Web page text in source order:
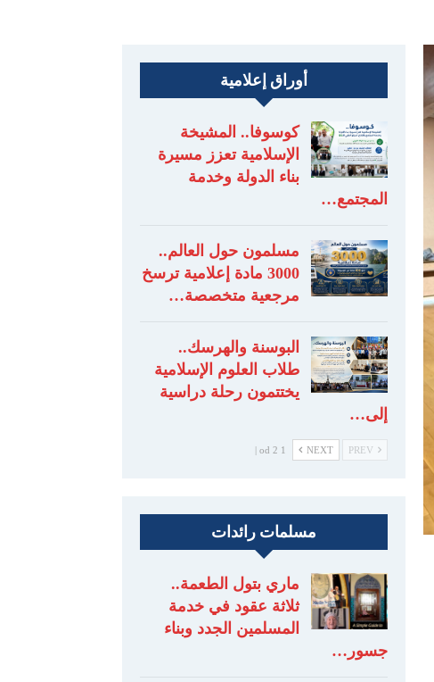
أوراق إعلامية
كوسوفا.. المشيخة
الإسلامية تعزز مسيرة
بناء الدولة وخدمة
المجتمع…
مسلمون حول العالم..
3000 مادة إعلامية ترسخ
مرجعية متخصصة…
البوسنة والهرسك..
طلاب العلوم الإسلامية
يختتمون رحلة دراسية
إلى…
NEXT
1 od 2 |
مسلمات رائدات
ماري بتول الطعمة..
ثلاثة عقود في خدمة
المسلمين الجدد وبناء
جسور…